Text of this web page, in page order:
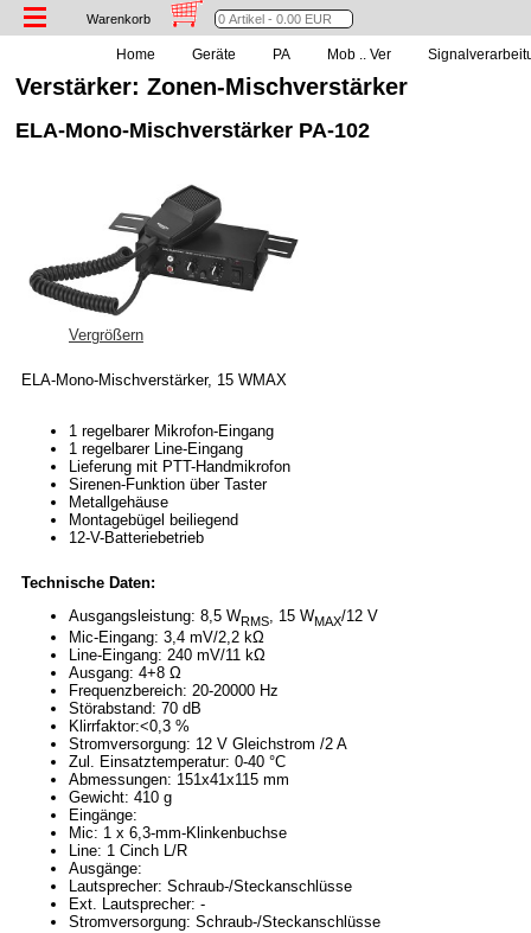
Warenkorb
Home Geräte PA Mob .. Ver
Verstärker: Zonen-Mischverstärker
ELA-Mono-Mischverstärker PA-102
Vergrößern
ELA-Mono-Mischverstärker, 15 WMAX
1 regelbarer Mikrofon-Eingang
1 regelbarer Line-Eingang
Lieferung mit PTT-Handmikrofon
Sirenen-Funktion über Taster
Metallgehäuse
Montagebügel beiliegend
12-V-Batteriebetrieb
Technische Daten:
Ausgangsleistung: 8,5 WRMS, 15 WMAX/12 V
Mic-Eingang: 3,4 mV/2,2 kΩ
Line-Eingang: 240 mV/11 kΩ
Ausgang: 4+8 Ω
Frequenzbereich: 20-20000 Hz
Störabstand: 70 dB
Klirrfaktor:<0,3 %
Stromversorgung: 12 V Gleichstrom /2 A
Zul. Einsatztemperatur: 0-40 °C
Abmessungen: 151x41x115 mm
Gewicht: 410 g
Eingänge:
Mic: 1 x 6,3-mm-Klinkenbuchse
Line: 1 Cinch L/R
Ausgänge:
Lautsprecher: Schraub-/Steckanschlüsse
Ext. Lautsprecher: -
Stromversorgung: Schraub-/Steckanschlüsse